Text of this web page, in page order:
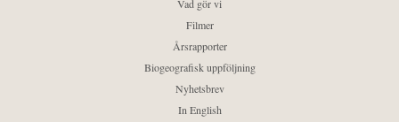
Vad gör vi
Filmer
Årsrapporter
Biogeografisk uppföljning
Nyhetsbrev
In English